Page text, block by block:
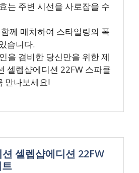
는 주변 시선을 사로잡을 수
께 매치하여 스타일링의 폭
습니다.
을 겸비한 당신만을 위한 제
셀렙샵에디션 22FW 스파클
만나보세요!
셀렙샵에디션 22FW